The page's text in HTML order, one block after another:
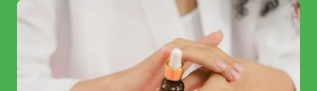
FETTVERBRENNER
WIRKLICH?